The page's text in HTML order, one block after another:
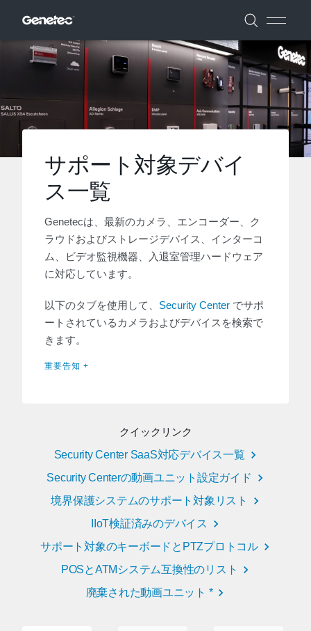
サポート対象デバイ
ス一覧
Genetecは、最新のカメラ、エンコーダー、ク
ラウドおよびストレージデバイス、インターコ
ム、ビデオ監視機器、入退室管理ハードウェア
に対応しています。
以下のタブを使用して、 Security Center でサポ
ートされているカメラおよびデバイスを検索で
きます。
重要告知 +
クイックリンク
Security Center SaaS対応デバイス一覧
Security Centerの動画ユニット設定ガイド
境界保護システムのサポート対象リスト
IIoT検証済みのデバイス
サポート対象のキーボードとPTZプロトコル
POSとATMシステム互換性のリスト
廃棄された動画ユニット *